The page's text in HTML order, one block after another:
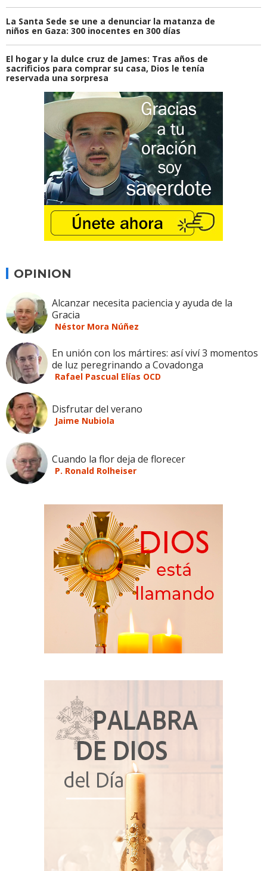
La Santa Sede se une a denunciar la matanza de
niños en Gaza: 300 inocentes en 300 días
El hogar y la dulce cruz de James: Tras años de
sacrificios para comprar su casa, Dios le tenía
reservada una sorpresa
OPINION
Alcanzar necesita paciencia y ayuda de la
Gracia
Néstor Mora Núñez
En unión con los mártires: así viví 3 momentos
de luz peregrinando a Covadonga
Rafael Pascual Elías OCD
Disfrutar del verano
Jaime Nubiola
Cuando la flor deja de florecer
P. Ronald Rolheiser